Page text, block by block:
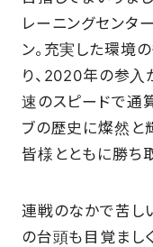
FAQ
レーニングセンタ
ン。充実した環境
り、2020年の参入
速のスピードで通
ブの歴史に燦然と
皆様とともに勝ち
連戦のなかで苦し
の台頭も目覚まし